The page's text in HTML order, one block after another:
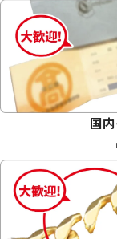
18金 (K18) メガネ
27.2g
国